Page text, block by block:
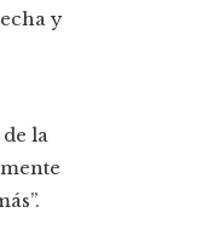
y
la